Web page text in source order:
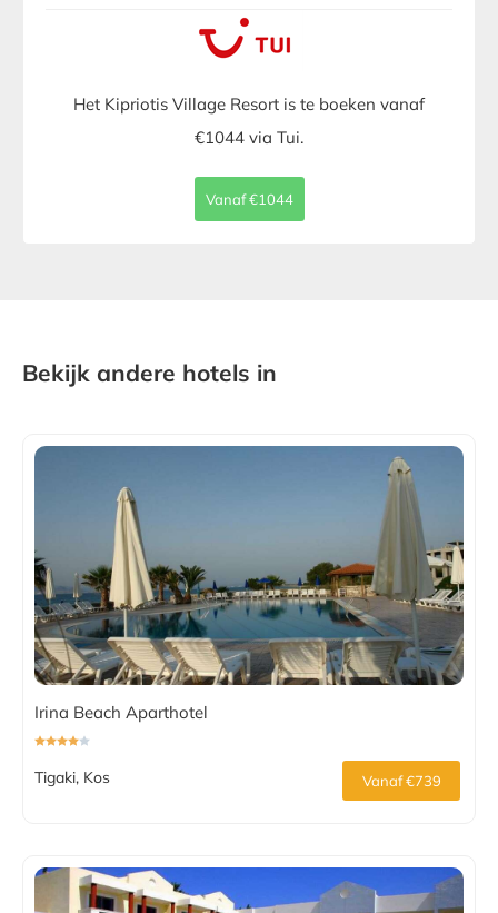
Het Kipriotis Village Resort is te boeken vanaf
€1044 via Tui.
Vanaf €1044
Bekijk andere hotels in
Irina Beach Aparthotel
Tigaki, Kos Vanaf €739